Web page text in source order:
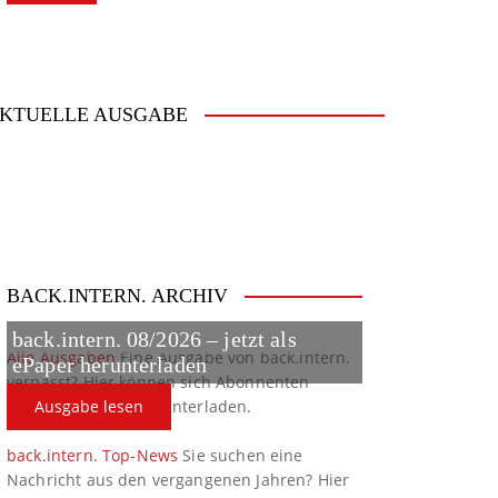
AUSGABE
back.intern. 08/2026 – jetzt als
ePaper herunterladen
Ausgabe lesen
BACK.INTERN. ARCHIV
Alle AusgabenEine Ausgabe von back.intern.
verpasst? Hier können sich Abonnenten
ältere Ausgaben herunterladen.
back.intern. Top-News Sie suchen eine
Nachricht aus den vergangenen Jahren? Hier